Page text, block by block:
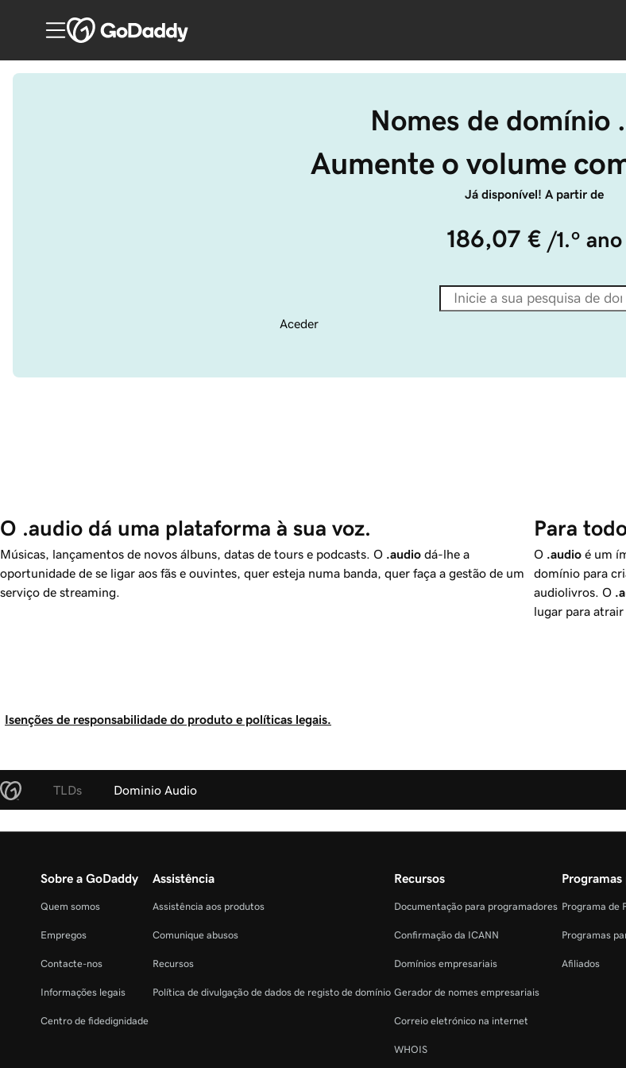
Nomes de domínio
Aumente o volume
Já disponível! A partir de
186,07 € /1.º ano
Aceder
O .audio dá uma plataforma à sua voz.
Músicas, lançamentos de novos álbuns, datas de tours e podcasts. O .audio dá-lhe a
oportunidade de se ligar aos fãs e ouvintes, quer esteja numa banda, quer faça a gestão de um
serviço de streaming.
Para
O .audio é um
domínio para
audiolivros. O
lugar para
Isenções de responsabilidade do produto e políticas legais.
TLDs Dominio Audio
Sobre a GoDaddy
Quem somos
Empregos
Contacte-nos
Informações legais
Centro de fidedignidade
Assistência
Assistência aos produtos
Comunique abusos
Recursos
Política de divulgação de dados de registo de domínio
Recursos
Documentação para programadores
Confirmação da ICANN
Domínios empresariais
Gerador de nomes empresariais
Correio eletrónico na internet
WHOIS
Programas
Programa de
Programas
Afiliados